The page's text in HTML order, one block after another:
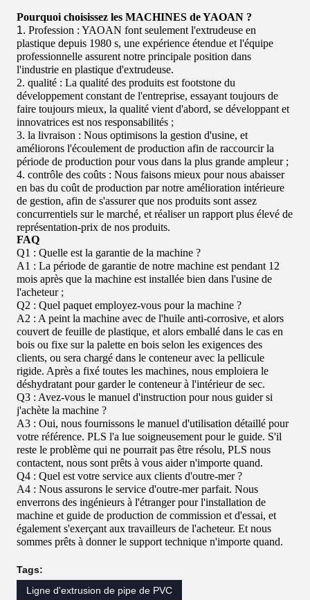
Pourquoi choisissez les MACHINES de YAOAN ?
1. Profession : YAOAN font seulement l'extrudeuse en
plastique depuis 1980 s, une expérience étendue et l'équipe
professionnelle assurent notre principale position dans
l'industrie en plastique d'extrudeuse.
2. qualité : La qualité des produits est footstone du
développement constant de l'entreprise, essayant toujours de
faire toujours mieux, la qualité vient d'abord, se développant et
innovatrices est nos responsabilités ;
3. la livraison : Nous optimisons la gestion d'usine, et
améliorons l'écoulement de production afin de raccourcir la
période de production pour vous dans la plus grande ampleur ;
4. contrôle des coûts : Nous faisons mieux pour nous abaisser
en bas du coût de production par notre amélioration intérieure
de gestion, afin de s'assurer que nos produits sont assez
concurrentiels sur le marché, et réaliser un rapport plus élevé de
représentation-prix de nos produits.
FAQ
Q1 : Quelle est la garantie de la machine ?
A1 : La période de garantie de notre machine est pendant 12
mois après que la machine est installée bien dans l'usine de
l'acheteur ;
Q2 : Quel paquet employez-vous pour la machine ?
A2 : A peint la machine avec de l'huile anti-corrosive, et alors
couvert de feuille de plastique, et alors emballé dans le cas en
bois ou fixe sur la palette en bois selon les exigences des
clients, ou sera chargé dans le conteneur avec la pellicule
rigide. Après a fixé toutes les machines, nous emploiera le
déshydratant pour garder le conteneur à l'intérieur de sec.
Q3 : Avez-vous le manuel d'instruction pour nous guider si
j'achète la machine ?
A3 : Oui, nous fournissons le manuel d'utilisation détaillé pour
votre référence. PLS l'a lue soigneusement pour le guide. S'il
reste le problème qui ne pourrait pas être résolu, PLS nous
contactent, nous sont prêts à vous aider n'importe quand.
Q4 : Quel est votre service aux clients d'outre-mer ?
A4 : Nous assurons le service d'outre-mer parfait. Nous
enverrons des ingénieurs à l'étranger pour l'installation de
machine et guide de production de commission et d'essai, et
également s'exerçant aux travailleurs de l'acheteur. Et nous
sommes prêts à donner le support technique n'importe quand.
Tags:
Ligne d'extrusion de pipe de PVC